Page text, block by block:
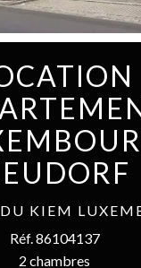
KIEM
Réf. 86104137
2 chambres